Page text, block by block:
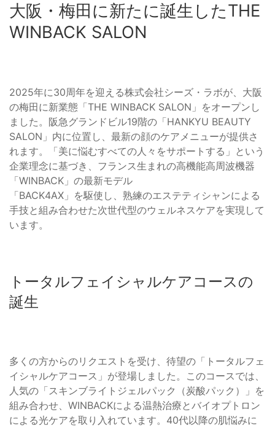
大阪・梅田に新たに誕生したTHE
WINBACK SALON
2025年に30周年を迎える株式会社シーズ・ラボが、大阪
の梅田に新業態「THE WINBACK SALON」をオープンし
ました。阪急グランドビル19階の「HANKYU BEAUTY
SALON」内に位置し、最新の顔のケアメニューが提供さ
れます。「美に悩むすべての人々をサポートする」という
企業理念に基づき、フランス生まれの高機能高周波機器
「WINBACK」の最新モデル
「BACK4AX」を駆使し、熟練のエステティシャンによる
手技と組み合わせた次世代型のウェルネスケアを実現して
います。
トータルフェイシャルケアコースの
誕生
多くの方からのリクエストを受け、待望の「トータルフェ
イシャルケアコース」が登場しました。このコースでは、
人気の「スキンブライトジェルパック（炭酸パック）」を
組み合わせ、WINBACKによる温熱治療とバイオプトロン
による光ケアを取り入れています。40代以降の肌悩みに